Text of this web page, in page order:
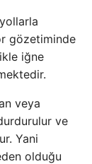
gözetiminde
iğne
veya
ve
Yani
olduğu